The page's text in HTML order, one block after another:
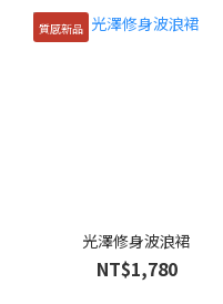
質感新品
光澤修身波浪裙
NT$1,780